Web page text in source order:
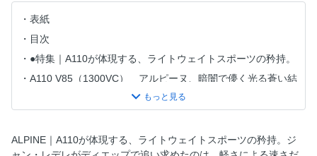
表紙
目次
●特集｜A110が体現する、ライトウェイトスポーツの矜持。
A110 V85（1300VC） アルピーヌ、暗闇で儚く光る蒼い結
A110 1600S（1600VC） コーナーを渇望する2台、軽さと
卓越した軽さと運動性能が宿る、A110のメカニズムに迫
ALPINE｜A110が体現する、ライトウェイトスポーツの矜持。ジ